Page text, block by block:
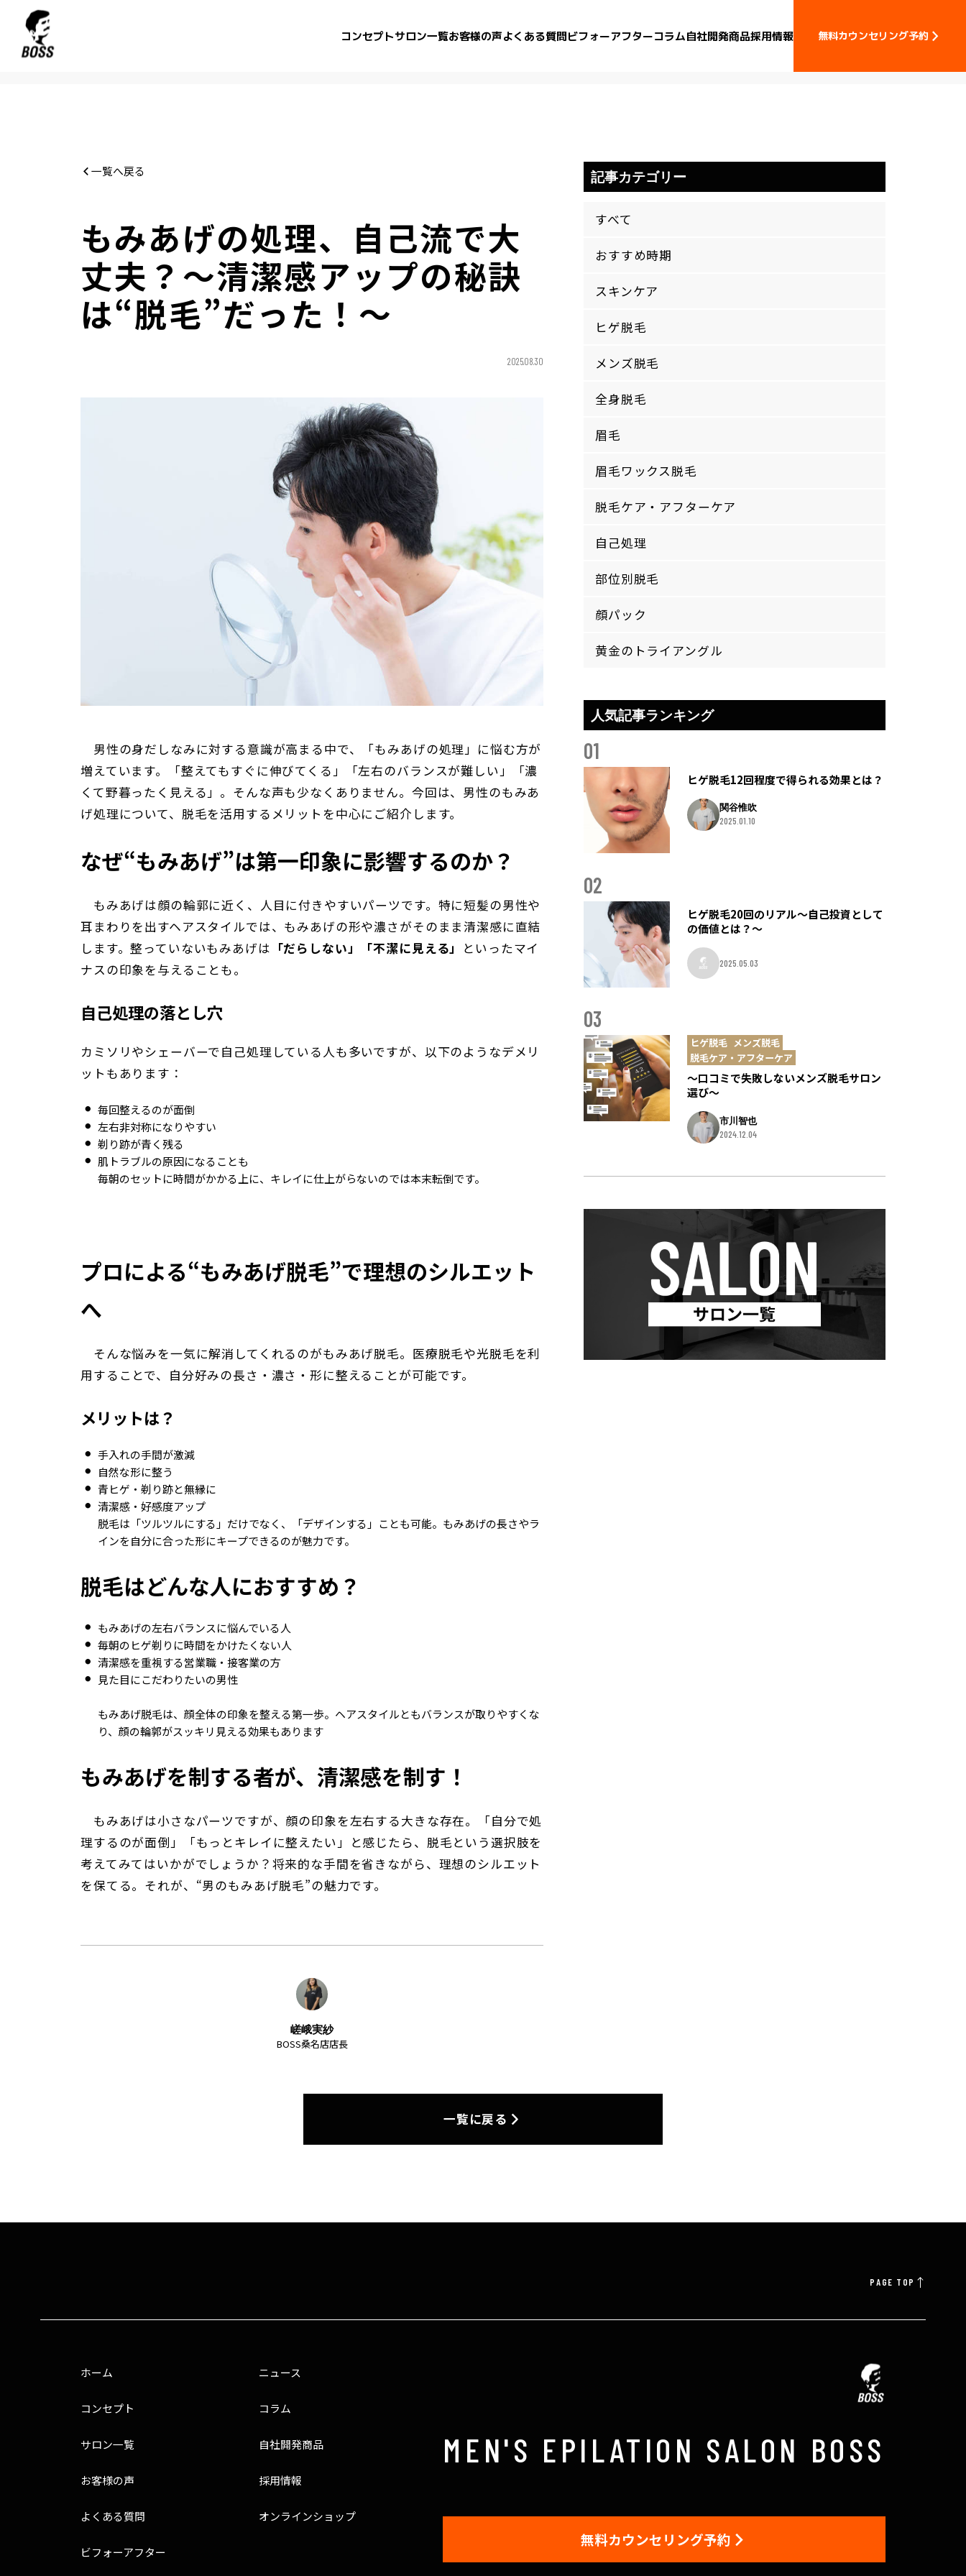
コンセプトサロン一覧お客様の声よくある質問ビフォーアフターコラム自社開発商品採用情報 無料カウンセリング予約
一覧へ戻る
もみあげの処理、自己流で大
丈夫？～清潔感アップの秘訣
は“脱毛”だった！～
2025.08.30
男性の身だしなみに対する意識が高まる中で、「もみあげの処理」に悩む方が
増えています。「整えてもすぐに伸びてくる」「左右のバランスが難しい」「濃
くて野暮ったく見える」。そんな声も少なくありません。今回は、男性のもみあ
げ処理について、脱毛を活用するメリットを中心にご紹介します。
なぜ“もみあげ”は第一印象に影響するのか？
もみあげは顔の輪郭に近く、人目に付きやすいパーツです。特に短髪の男性や
耳まわりを出すヘアスタイルでは、もみあげの形や濃さがそのまま清潔感に直結
します。整っていないもみあげは 「だらしない」「不潔に見える」
といったマイ
ナスの印象を与えることも。
自己処理の落とし穴
カミソリやシェーバーで自己処理している人も多いですが、以下のようなデメリ
ットもあります：
毎回整えるのが面倒
左右非対称になりやすい
剃り跡が青く残る
肌トラブルの原因になることも
毎朝のセットに時間がかかる上に、キレイに仕上がらないのでは本末転倒です。
プロによる“もみあげ脱毛”で理想のシルエット
へ
そんな悩みを一気に解消してくれるのがもみあげ脱毛。医療脱毛や光脱毛を利
用することで、自分好みの長さ・濃さ・形に整えることが可能です。
メリットは？
手入れの手間が激減
自然な形に整う
青ヒゲ・剃り跡と無縁に
清潔感・好感度アップ
脱毛は「ツルツルにする」だけでなく、「デザインする」ことも可能。もみあげの長さやラ
インを自分に合った形にキープできるのが魅力です。
脱毛はどんな人におすすめ？
もみあげの左右バランスに悩んでいる人
毎朝のヒゲ剃りに時間をかけたくない人
清潔感を重視する営業職・接客業の方
見た目にこだわりたいの男性
もみあげ脱毛は、顔全体の印象を整える第一歩。ヘアスタイルともバランスが取りやすくな
り、顔の輪郭がスッキリ見える効果もあります
もみあげを制する者が、清潔感を制す！
もみあげは小さなパーツですが、顔の印象を左右する大きな存在。「自分で処
理するのが面倒」「もっとキレイに整えたい」と感じたら、脱毛という選択肢を
考えてみてはいかがでしょうか？将来的な手間を省きながら、理想のシルエット
を保てる。それが、“男のもみあげ脱毛”の魅力です。
嵯峨実紗
BOSS桑名店店長
記事カテゴリー
すべて
おすすめ時期
スキンケア
ヒゲ脱毛
メンズ脱毛
全身脱毛
眉毛
眉毛ワックス脱毛
脱毛ケア・アフターケア
自己処理
部位別脱毛
顔パック
黄金のトライアングル
人気記事ランキング
01
ヒゲ脱毛12回程度で得られる効果とは？
関谷惟吹
2025.01.10
02
ヒゲ脱毛20回のリアル〜自己投資として
の価値とは？〜
2025.05.03
03
ヒゲ脱毛 メンズ脱毛
脱毛ケア・アフターケア
～口コミで失敗しないメンズ脱毛サロン
選び～
市川智也
2024.12.04
一覧に戻る
PAGE TOP
ホーム
コンセプト
サロン一覧
お客様の声
よくある質問
ビフォーアフター
ニュース
コラム
自社開発商品
採用情報
オンラインショップ
MEN'S EPILATION SALON BOSS
無料カウンセリング予約